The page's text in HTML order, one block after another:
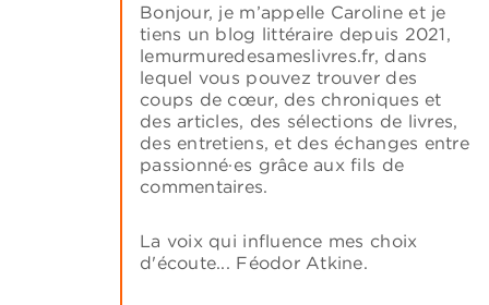
Bonjour, je m’appelle Caroline et je
tiens un blog littéraire depuis 2021,
lemurmuredesameslivres.fr, dans
lequel vous pouvez trouver des
coups de cœur, des chroniques et
des articles, des sélections de livres,
des entretiens, et des échanges entre
passionné·es grâce aux fils de
commentaires.
La voix qui influence mes choix
d'écoute... Féodor Atkine.